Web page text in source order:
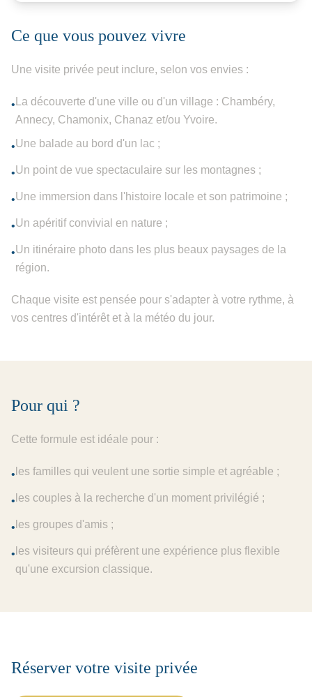
Ce que vous pouvez vivre
Une visite privée peut inclure, selon vos envies :
• La découverte d'une ville ou d'un village : Chambéry,
Annecy, Chamonix, Chanaz et/ou Yvoire.
•Une balade au bord d'un lac ;
•Un point de vue spectaculaire sur les montagnes ;
•Une immersion dans l'histoire locale et son patrimoine ;
•Un apéritif convivial en nature ;
•Un itinéraire photo dans les plus beaux paysages de la
région.
Chaque visite est pensée pour s'adapter à votre rythme, à
vos centres d'intérêt et à la météo du jour.
Pour qui ?
Cette formule est idéale pour :
• les familles qui veulent une sortie simple et agréable ;
• les couples à la recherche d'un moment privilégié ;
• les groupes d'amis ;
• les visiteurs qui préfèrent une expérience plus flexible
qu'une excursion classique.
Réserver votre visite privée